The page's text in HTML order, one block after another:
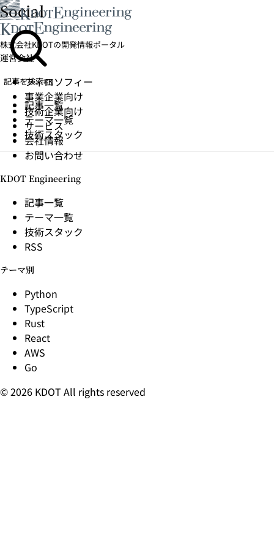
記事を検索⌘K
記事一覧
テーマ一覧
技術スタック
Social
株式会社KDOTの開発情報ポータル
運営会社
フィロソフィー
事業企業向け
技術企業向け
サービス
会社情報
お問い合わせ
KDOT Engineering
記事一覧
テーマ一覧
技術スタック
RSS
テーマ別
Python
TypeScript
Rust
React
AWS
Go
© 2026 KDOT All rights reserved